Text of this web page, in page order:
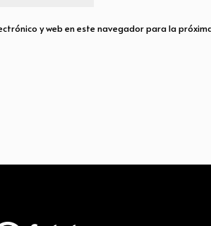
y web en este navegador para la